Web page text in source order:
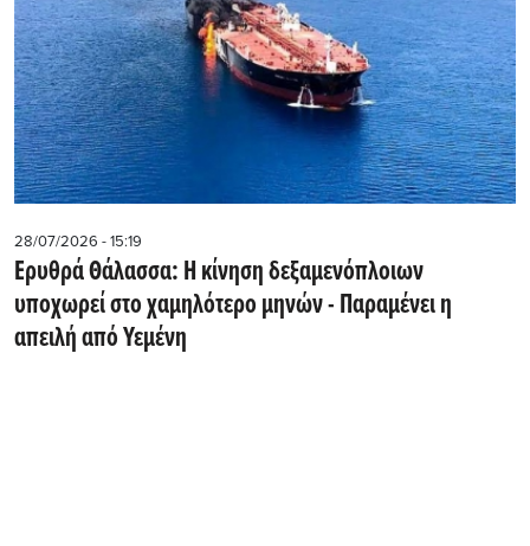
28/07/2026 - 15:19
Ερυθρά Θάλασσα: Η κίνηση δεξαμενόπλοιων
υποχωρεί στο χαμηλότερο μηνών - Παραμένει η
απειλή από Υεμένη